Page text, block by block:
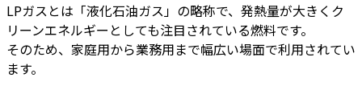
LPガスとは「液化石油ガス」の略称で、発熱量が大きくク
リーンエネルギーとしても注目されている燃料です。
そのため、家庭用から業務用まで幅広い場面で利用されてい
ます。